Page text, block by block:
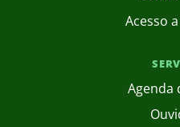
Acesso
Agenda